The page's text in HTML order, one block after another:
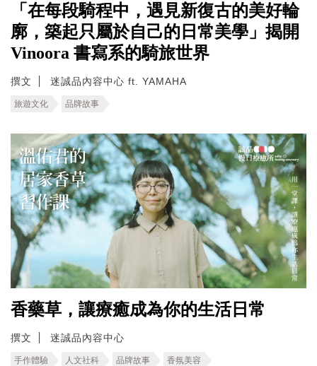
「在每段騎程中，遇見新復古的美好輪
廓，築起只屬於自己的日常美學」揭開
Vinoora 書寫系的騎旅世界
撰文 迷誠品內容中心 ft. YAMAHA
旅遊文化 品牌故事
香藥草，讓療癒成為你的生活日常
撰文 迷誠品內容中心
手作體驗 人文社科 品牌故事 香氛美容